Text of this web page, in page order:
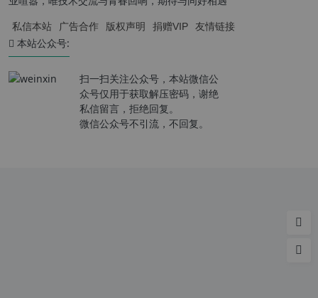
私信本站 广告合作 版权声明 捐赠VIP 友情链接
本站公众号:
扫一扫关注公众号，本站微信公
众号仅用于获取解压密码，谢绝
私信留言，拒绝回复。
微信公众号不引流，不回复。